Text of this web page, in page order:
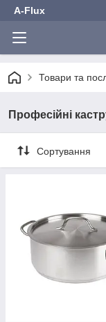
A-Flux
Товари та
Професійні
Сортування